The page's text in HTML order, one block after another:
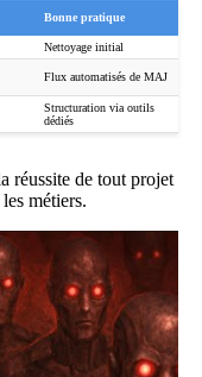
Bonne pratique
Nettoyage initial
Flux automatisés de MAJ
Structuration via outils
dédiés
réussite de tout projet
métiers.